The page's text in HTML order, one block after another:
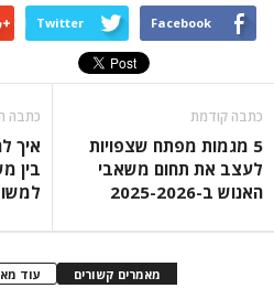
Facebook
Twitter
כתבה קודמת
5 מגמות מפתח שצפויות
לעצב את תחום משאבי
האנוש ב-2025-2026
כתבה
איך
בין
מאמרים קשורים עוד